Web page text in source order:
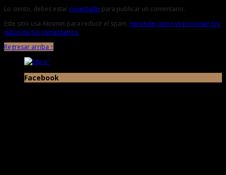
Lo siento, debes estar conectado para publicar un comentario.
Este sitio usa Akismet para reducir el spam. Aprende cómo se procesan los
datos de tus comentarios.
Regresar arriba ↑
Facebook